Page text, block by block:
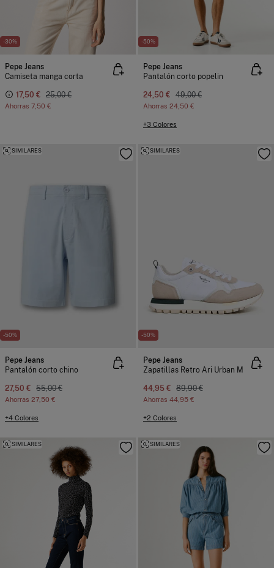
-30%
Pepe Jeans
Camiseta manga corta
17,50 € 25,00 €
Ahorras 7,50 €
-50%
Pepe Jeans
Pantalón corto popelin
24,50 € 49,00 €
Ahorras 24,50 €
+3 Colores
-50%
SIMILARES
Pepe Jeans
Pantalón corto chino
27,50 € 55,00 €
Ahorras 27,50 €
+4 Colores
-50%
SIMILARES
Pepe Jeans
Zapatillas Retro Ari Urban M
44,95 € 89,90 €
Ahorras 44,95 €
+2 Colores
SIMILARES SIMILARES